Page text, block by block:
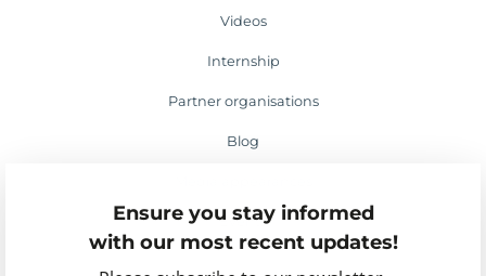
Ensure you stay informed
with our most recent updates!
Videos
Internship
Partner organisations
Blog
Events